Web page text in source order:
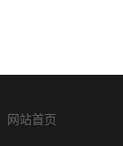
网站首页